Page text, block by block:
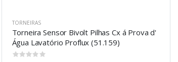
TORNEIRAS
Torneira Sensor Bivolt Pilhas Cx á Prova d'
Água Lavatório Proflux (51.159)